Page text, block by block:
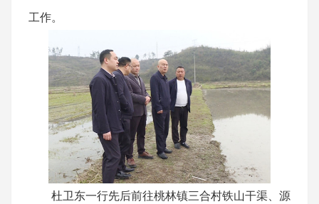
工作。
杜卫东一行先后前往桃林镇三合村铁山干渠、源